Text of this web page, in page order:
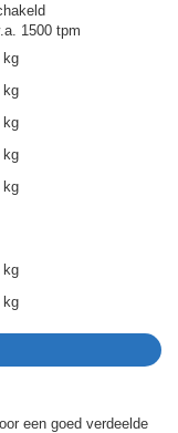
1500 tpm
kg
kg
kg
kg
kg
kg
kg
een goed verdeelde